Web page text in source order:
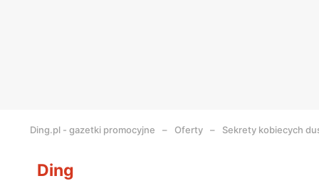
Ding.pl - gazetki promocyjne Oferty Sekrety kobiecych
Ding